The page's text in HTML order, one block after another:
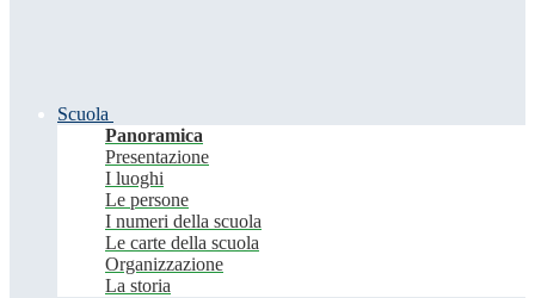
Scuola
Panoramica
Presentazione
I luoghi
Le persone
I numeri della scuola
Le carte della scuola
Organizzazione
La storia